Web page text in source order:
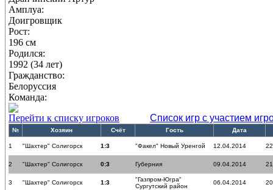
Амплуа:
Доигровщик
Рост:
196 см
Родился:
1992 (34 лет)
Гражданство:
Белоруссия
Команда:
Перейти к списку игроков
Список игр с участием
№ Хозяин Счёт Гость Дата
1 "Шахтер" Солигорск 1:3 "Факел" Новый Уренгой 12.04.2014
2 "Шахтер" Солигорск 0:3 Губерния 09.04.2014
3 "Шахтер" Солигорск 1:3
"Газпром-Югра"
Сургутский район
06.04.2014